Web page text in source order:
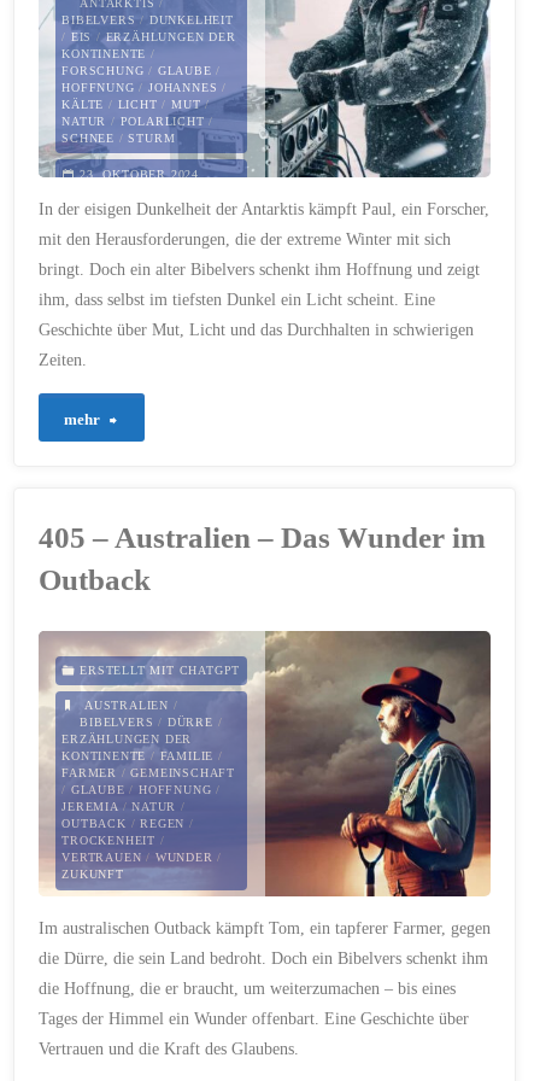
Gottes
Ewigkeit"
ANTARKTIS /
BIBELVERS / DUNKELHEIT
/ EIS /ERZÄHLUNGEN DER
KONTINENTE /
FORSCHUNG / GLAUBE /
HOFFNUNG / JOHANNES /
KÄLTE / LICHT / MUT/
NATUR / POLARLICHT /
SCHNEE /STURM
23. OKTOBER 2024
In der eisigen Dunkelheit der Antarktis kämpft Paul, ein Forscher,
mit den Herausforderungen, die der extreme Winter mit sich
bringt. Doch ein alter Bibelvers schenkt ihm Hoffnung und zeigt
ihm, dass selbst im tiefsten Dunkel ein Licht scheint. Eine
Geschichte über Mut, Licht und das Durchhalten in schwierigen
Zeiten.
mehr
in
der
Kälte"
405 – Australien – Das Wunder im
Outback
ERSTELLT MIT CHATGPT
AUSTRALIEN /
BIBELVERS / DÜRRE /
ERZÄHLUNGEN DER
KONTINENTE / FAMILIE /
FARMER /GEMEINSCHAFT
/ GLAUBE / HOFFNUNG /
JEREMIA/NATUR /
OUTBACK /REGEN /
TROCKENHEIT /
VERTRAUEN / WUNDER /
ZUKUNFT
Im australischen Outback kämpft Tom, ein tapferer Farmer, gegen
die Dürre, die sein Land bedroht. Doch ein Bibelvers schenkt ihm
die Hoffnung, die er braucht, um weiterzumachen – bis eines
Tages der Himmel ein Wunder offenbart. Eine Geschichte über
Vertrauen und die Kraft des Glaubens.